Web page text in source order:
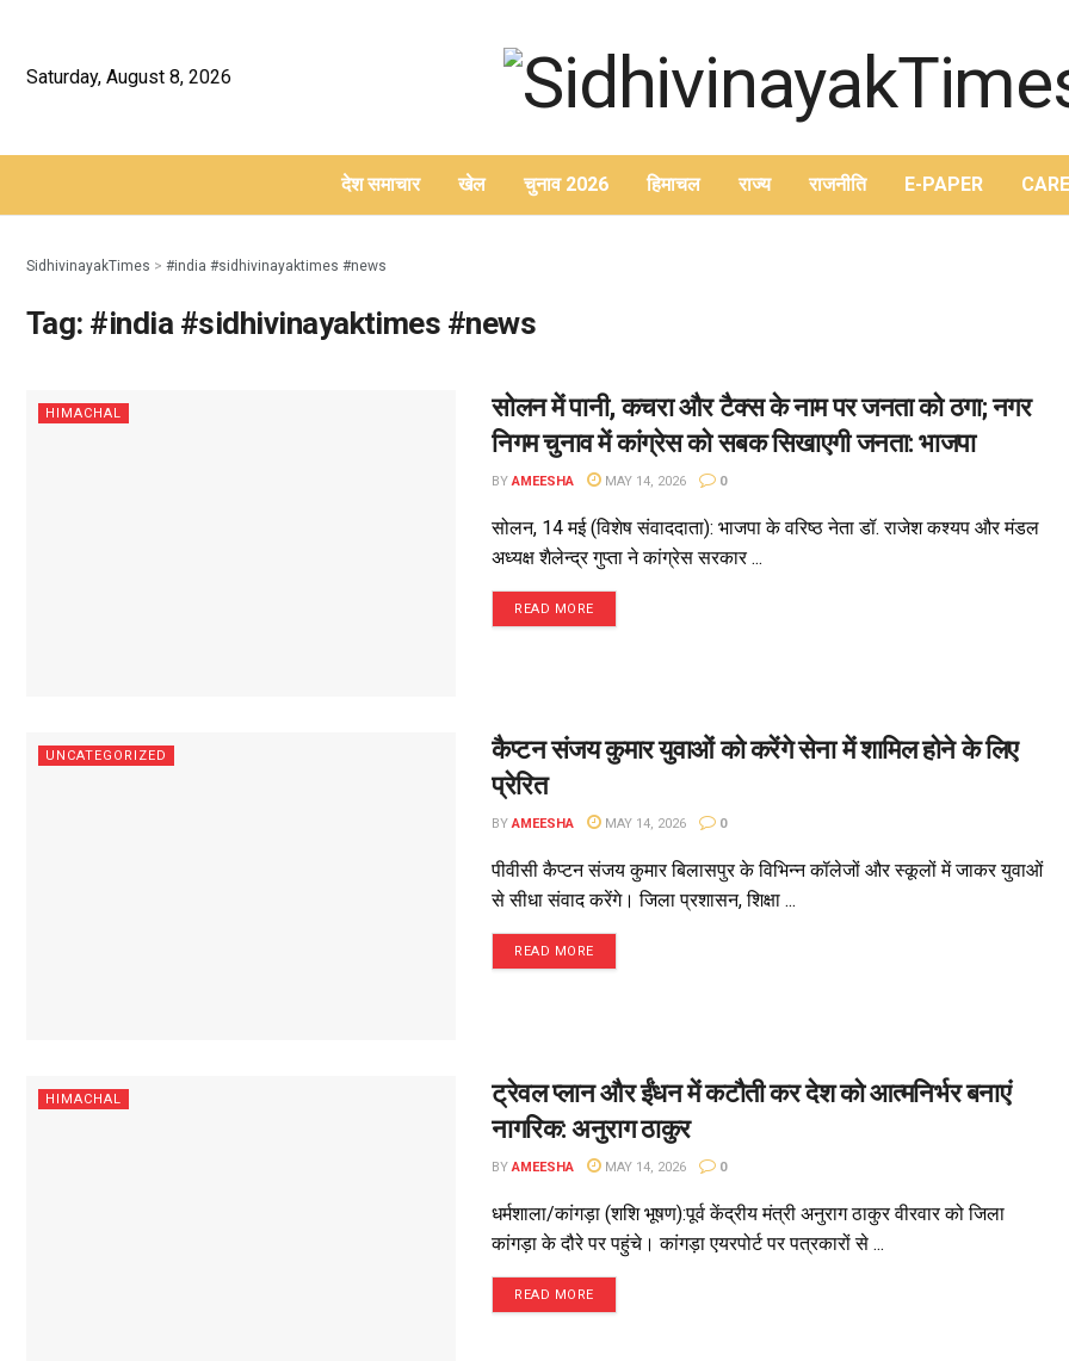
Saturday, August 8, 2026
देश समाचार खेल चुनाव 2026 हिमाचल राज्य राजनीति E-PAPER
SidhivinayakTimes > #india #sidhivinayaktimes #news
Tag: #india #sidhivinayaktimes #news
HIMACHAL
सोलन में पानी, कचरा और टैक्स के नाम पर जनता को ठगा; नगर
निगम चुनाव में कांग्रेस को सबक सिखाएगी जनता: भाजपा
BY AMEESHA MAY 14, 2026 0
सोलन, 14 मई (विशेष संवाददाता): भाजपा के वरिष्ठ नेता डॉ. राजेश कश्यप और मंडल
अध्यक्ष शैलेन्द्र गुप्ता ने कांग्रेस सरकार ...
READ MORE
UNCATEGORIZED
कैप्टन संजय कुमार युवाओं को करेंगे सेना में शामिल होने के लिए
प्रेरित
BY AMEESHA MAY 14, 2026 0
पीवीसी कैप्टन संजय कुमार बिलासपुर के विभिन्न कॉलेजों और स्कूलों में जाकर युवाओं
से सीधा संवाद करेंगे। जिला प्रशासन, शिक्षा ...
READ MORE
HIMACHAL
ट्रेवल प्लान और ईंधन में कटौती कर देश को आत्मनिर्भर बनाएं
नागरिक: अनुराग ठाकुर
BY AMEESHA MAY 14, 2026 0
धर्मशाला/कांगड़ा (शशि भूषण):पूर्व केंद्रीय मंत्री अनुराग ठाकुर वीरवार को जिला
कांगड़ा के दौरे पर पहुंचे। कांगड़ा एयरपोर्ट पर पत्रकारों से ...
READ MORE